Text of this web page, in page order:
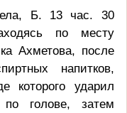
Б. 13 час. 30
по месту
Ахметова, после
напитков,
которого ударил
по голове, затем